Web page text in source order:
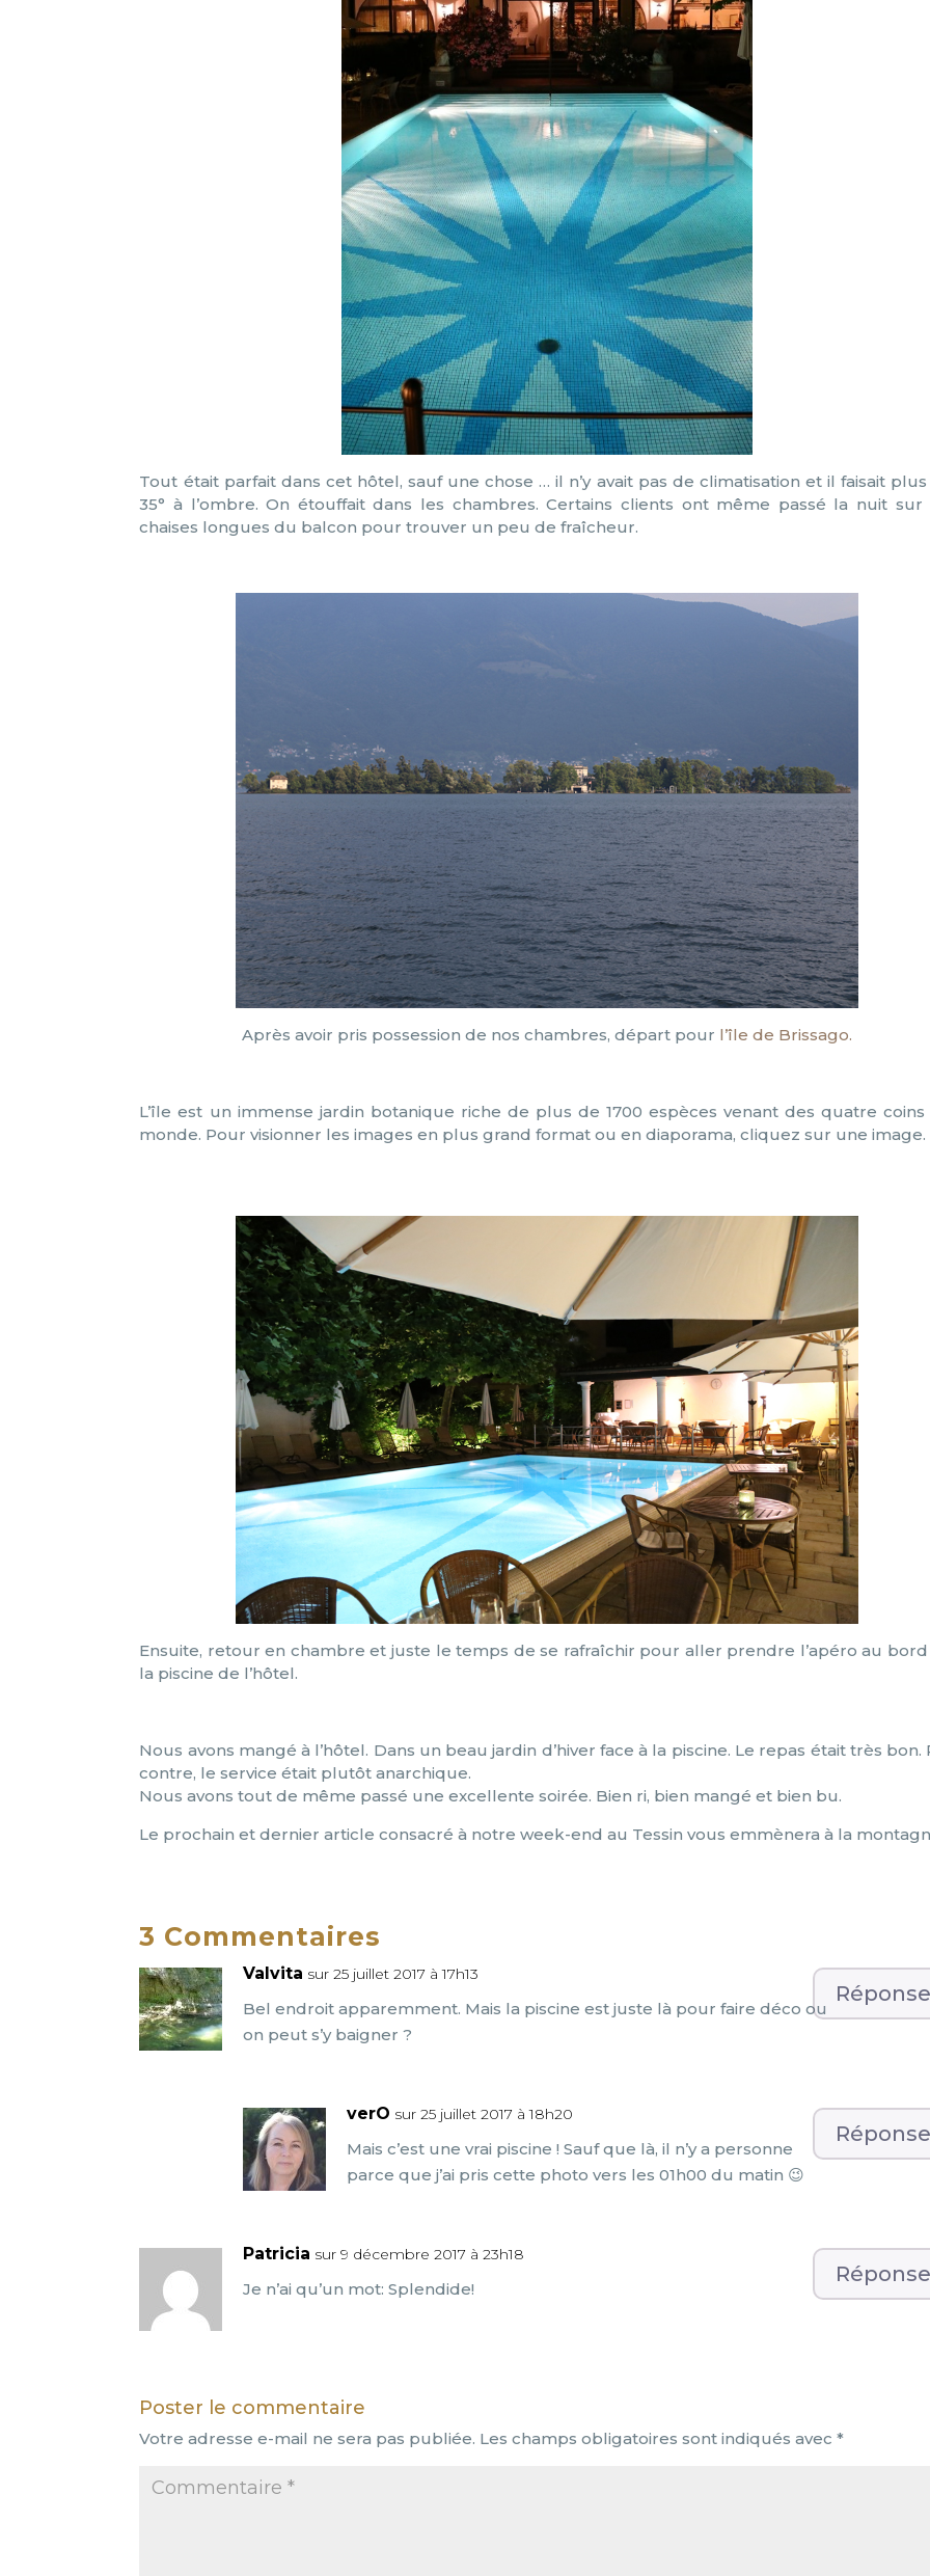
Tout était parfait dans cet hôtel, sauf une chose … il n’y avait pas de climatisation et il faisait
35° à l’ombre. On étouffait dans les chambres. Certains clients ont même passé la nuit sur
chaises longues du balcon pour trouver un peu de fraîcheur.
Après avoir pris possession de nos chambres, départ pour l’île de Brissago.
L’île est un immense jardin botanique riche de plus de 1700 espèces venant des quatre
monde. Pour visionner les images en plus grand format ou en diaporama, cliquez sur une image.
Ensuite, retour en chambre et juste le temps de se rafraîchir pour aller prendre l’apéro au
la piscine de l’hôtel.
Nous avons mangé à l’hôtel. Dans un beau jardin d’hiver face à la piscine. Le repas était très bon.
contre, le service était plutôt anarchique.
Nous avons tout de même passé une excellente soirée. Bien ri, bien mangé et bien bu.
Le prochain et dernier article consacré à notre week-end au Tessin vous emmènera à la
3 Commentaires
Valvita sur 25 juillet 2017 à 17h13
Bel endroit apparemment. Mais la piscine est juste là pour faire déco ou
on peut s’y baigner ?
verO sur 25 juillet 2017 à 18h20
Mais c’est une vrai piscine ! Sauf que là, il n’y a personne
parce que j’ai pris cette photo vers les 01h00 du matin 😉
Patricia sur 9 décembre 2017 à 23h18
Je n’ai qu’un mot: Splendide!
Poster le commentaire
Votre adresse e-mail ne sera pas publiée. Les champs obligatoires sont indiqués avec*